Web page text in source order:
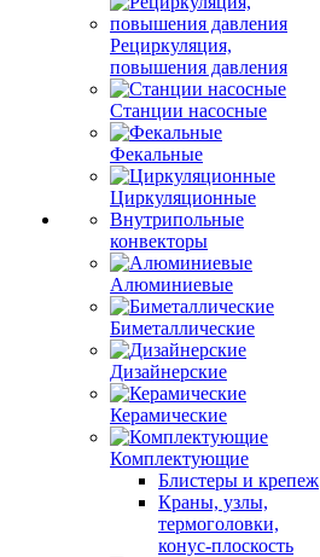
Рециркуляция,
повышения давления
Станции насосные
Фекальные
Циркуляционные
Внутрипольные
конвекторы
Алюминиевые
Биметаллические
Дизайнерские
Керамические
Комплектующие
Блистеры и крепеж
Краны, узлы,
термоголовки,
конус-плоскость